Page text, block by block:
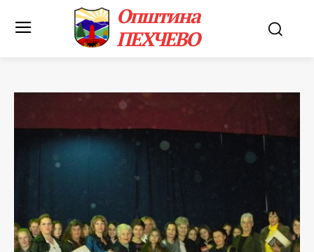
Општина
ПЕХЧЕВО